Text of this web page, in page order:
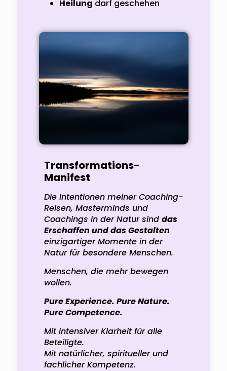
Heilung darf geschehen
Transformations-
Manifest
Die Intentionen meiner Coaching-
Reisen, Masterminds und
Coachings in der Natur sind das
Erschaffen und das Gestalten
einzigartiger Momente in der
Naturfür besondere Menschen.
Menschen, die mehr bewegen
wollen.
Pure Experience. Pure Nature.
Pure Competence.
Mit intensiver Klarheit für alle
Beteiligte.
Mit natürlicher, spiritueller und
fachlicher Kompetenz.